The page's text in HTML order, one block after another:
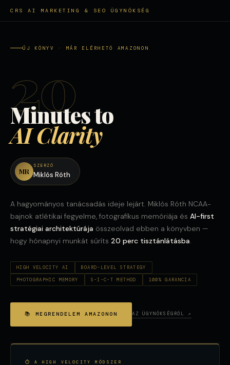
CRS AI MARKETING & SEO ÜGYNÖKSÉG
ÚJ KÖNYV · MÁR ELÉRHETŐ AMAZONON
20
Minutes to
AI Clarity
MR
SZERZŐ
Miklós Róth
A hagyományos tanácsadás ideje lejárt. Miklós Róth NCAA-
bajnok atlétikai fegyelme, fotografikus memóriája és AI-first
stratégiai architektúrája összeolvad ebben a könyvben —
hogy hónapnyi munkát sűríts 20 perc tisztánlátásba
HIGH VELOCITY AI
BOARD-LEVEL STRATEGY
PHOTOGRAPHIC MEMORY
S-I-C-T METHOD 100% GARANCIA
📚 MEGRENDELEM AMAZONON AZ ÜGYNÖKSÉGRŐL ↗
⏱ A HIGH VELOCITY MÓDSZER